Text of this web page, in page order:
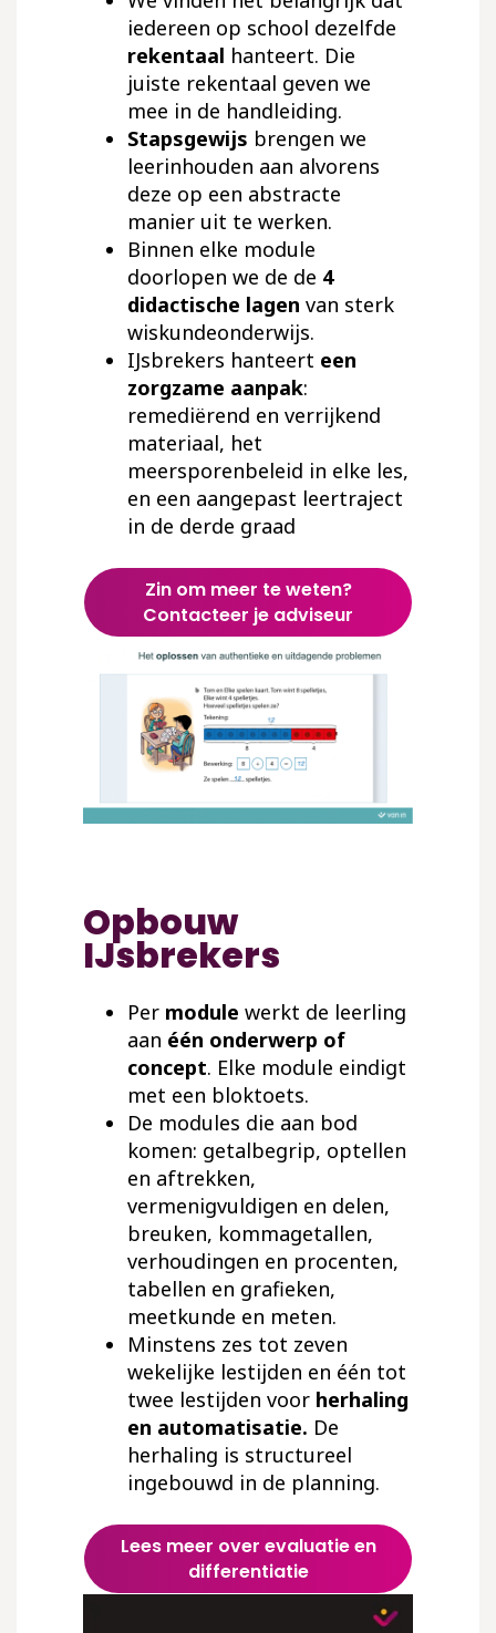
iedereen op school dezelfde
rekentaal hanteert. Die
juiste rekentaal geven we
mee in de handleiding.
Stapsgewijs brengen we
leerinhouden aan alvorens
deze op een abstracte
manier uit te werken.
Binnen elke module
doorlopen we de de 4
didactische lagen van sterk
wiskundeonderwijs.
IJsbrekers hanteert een
zorgzame aanpak:
remediërend en verrijkend
materiaal, het
meersporenbeleid in elke les,
en een aangepast leertraject
in de derde graad
Zin om meer te weten?
Contacteer je adviseur
Opbouw
IJsbrekers
Per module werkt de leerling
aan één onderwerp of
concept. Elke module eindigt
met een bloktoets.
De modules die aan bod
komen: getalbegrip, optellen
en aftrekken,
vermenigvuldigen en delen,
breuken, kommagetallen,
verhoudingen en procenten,
tabellen en grafieken,
meetkunde en meten.
Minstens zes tot zeven
wekelijke lestijden en één tot
twee lestijden voor herhaling
en automatisatie. De
herhaling is structureel
ingebouwd in de planning.
Lees meer over evaluatie en
differentiatie